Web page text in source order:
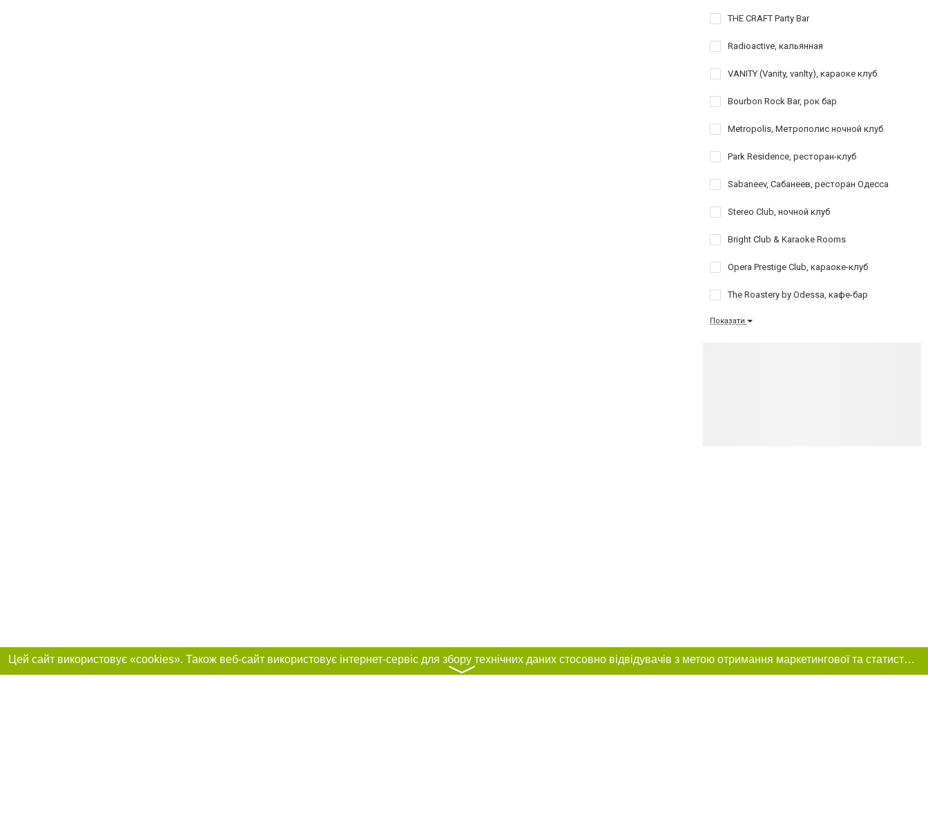
THE CRAFT Party Bar
Radioactive, кальянная
VANITY (Vanity, vanlty), караоке клуб
Bourbon Rock Bar, рок бар
Metropolis, Метрополис ночной клуб
Park Residence, ресторан-клуб
Sabaneev, Сабанеев, ресторан Одесса
Stereo Club, ночной клуб
Bright Club & Karaoke Rooms
Opera Prestige Club, караоке-клуб
The Roastery by Odessa, кафе-бар
Показати
Цей сайт використовує «cookies». Також веб-сайт використовує інтернет-сервіс для збору технічних даних стосовно відвідувачів з метою отримання маркетингової та статистичної інформації. Умови обробки даних відвідувачів сайту див.
〉